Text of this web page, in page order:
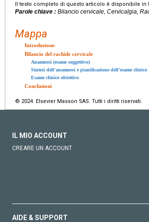
Il testo completo di questo articolo è disponibile in
Parole chiave : Bilancio cervicale, Cervicalgia,
Mappa
Introduzione
Bilancio del rachide cervicale
Anamnesi (esame soggettivo)
Sintesi dell'anamnesi e pianificazione dell'esame clinico
Esame clinico obiettivo
Conclusioni
© 2024 Elsevier Masson SAS. Tutti i diritti riservati.
IL MIO ACCOUNT
CREARE UN ACCOUNT
AIDE & SUPPORT